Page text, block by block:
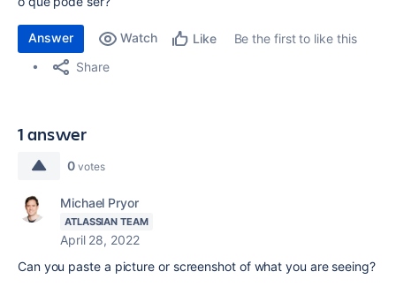
Answer Watch Like
Be the first to like this
Share
1 answer
0 votes
Michael Pryor
ATLASSIAN TEAM
April 28, 2022
Can you paste a picture or screenshot of what you are seeing?